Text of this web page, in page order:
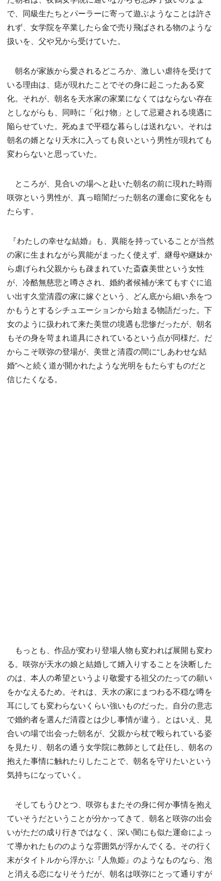
で、同級生たちとパーラーに寄って遊ぶようなことは許さ
れず、女学院を卒業したら金で売り飛ばされる物のような
扱いを、父や兄から受けていた。
朝名が家族から愛されるどころか、激しい虐待を受けて
いる理由は、痣が現れたことでその身に起こったある変
化。それが、朝名を天水家の家業になくてはならない存在
としながらも、同時に「化け物」として忌避される境遇に
陥らせていた。死ぬまで平穏な暮らしは送れない。それは
朝名の婿となり天水に入っても良いという男性が現れても
変わらないと思っていた。
ところが、見合いの場へと赴いた朝名の前に現れた時雨
咲弥という男性が、真っ暗闇だった朝名の運命に変化をも
たらす。
『わたしの幸せな結婚』も、異能を持っていることが当然
の家に生まれながら異能がまったく使えず、継母や継妹か
ら虐げられ父親からも疎まれていた斎森美世という女性
が、冷酷無慈悲と噂さされ、婚約者候補が来てもすぐに追
い出す久堂清霞の家に嫁ぐという、どん底から細い糸をつ
かもうとするシチュエーションから始まる物語だった。下
女のように扱われて来た美世の境遇も悲惨だったが、朝名
もその身を苛まれ道具にされているという点が同様だ。だ
からこそ咲弥の登場が、美世と清霞の間に“しあわせな結
婚”へと続く道が開かれたような光明をもたらすものだと
信じたくなる。
もっとも、作品が変わり登場人物も変われば展開も変わ
る。咲弥が天水の娘と結婚して婿入りすることを決断した
のは、本人の希望というより敬愛する祖父のたっての願い
をかなえるため。それは、天水の家にまつわる不穏な噂を
耳にしても変わらないくらい強いものだった。自分の意志
で婚約者を選んだ清霞とは少し事情が違う。とはいえ、見
合いの場で出会った朝名が、父親から杖で殴られている姿
を見たり、朝名の通う女学院に教師として赴任し、朝名の
抱えた事情に触れたりしたことで、朝名を守りたいという
気持ちになっていく。
そしてもうひとつ、咲弥もまたその身に何か事情を抱え
ていそうだということが分かってきて、朝名と咲弥の出会
いがただの成り行きではなく、深い闇にも似た運命によっ
て導かれたもののような雰囲気が浮かんでくる。その行く
末がタイトルから浮かぶ『人魚姫』のようなものなら、泡
と消える恋になりそうだが、朝名は咲弥にとって通りすが